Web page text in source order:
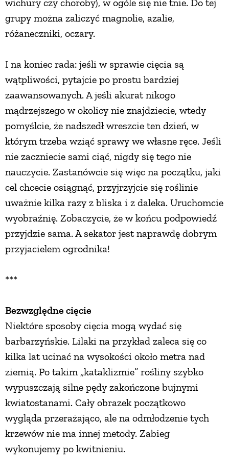
wichury czy choroby), w ogóle się nie tnie. Do tej
grupy można zaliczyć magnolie, azalie,
różaneczniki, oczary.
I na koniec rada: jeśli w sprawie cięcia są
wątpliwości, pytajcie po prostu bardziej
zaawansowanych. A jeśli akurat nikogo
mądrzejszego w okolicy nie znajdziecie, wtedy
pomyślcie, że nadszedł wreszcie ten dzień, w
którym trzeba wziąć sprawy we własne ręce. Jeśli
nie zaczniecie sami ciąć, nigdy się tego nie
nauczycie. Zastanówcie się więc na początku, jaki
cel chcecie osiągnąć, przyjrzyjcie się roślinie
uważnie kilka razy z bliska i z daleka. Uruchomcie
wyobraźnię. Zobaczycie, że w końcu podpowiedź
przyjdzie sama. A sekator jest naprawdę dobrym
przyjacielem ogrodnika!
***
Bezwzględne cięcie
Niektóre sposoby cięcia mogą wydać się
barbarzyńskie. Lilaki na przykład zaleca się co
kilka lat ucinać na wysokości około metra nad
ziemią. Po takim „kataklizmie” rośliny szybko
wypuszczają silne pędy zakończone bujnymi
kwiatostanami. Cały obrazek początkowo
wygląda przerażająco, ale na odmłodzenie tych
krzewów nie ma innej metody. Zabieg
wykonujemy po kwitnieniu.